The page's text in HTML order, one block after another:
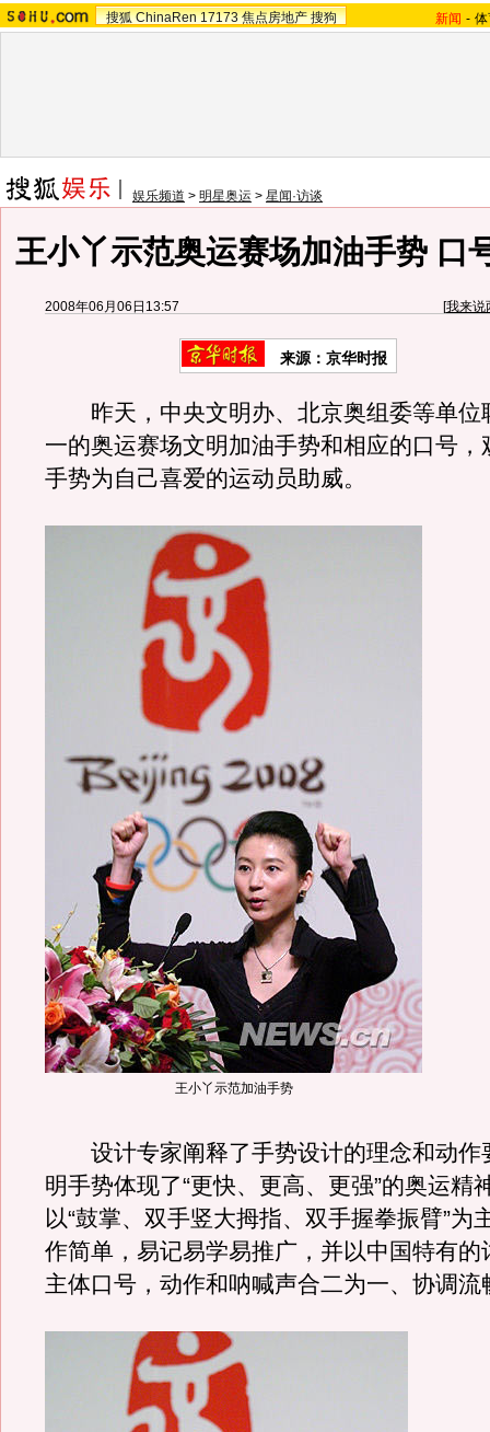
搜狐 ChinaRen 17173 焦点房地产 搜狗 新闻 -
娱乐频道 > 明星奥运 > 星闻·访谈
王小丫示范奥运赛场加油手势 口
2008年06月06日13:57 [我来说
来源：京华时报
昨天，中央文明办、北京奥组委等单位
一的奥运赛场文明加油手势和相应的口号，
手势为自己喜爱的运动员助威。
王小丫示范加油手势
设计专家阐释了手势设计的理念和动作
明手势体现了“更快、更高、更强”的奥运精
以“鼓掌、双手竖大拇指、双手握拳振臂”为
作简单，易记易学易推广，并以中国特有的
主体口号，动作和呐喊声合二为一、协调流